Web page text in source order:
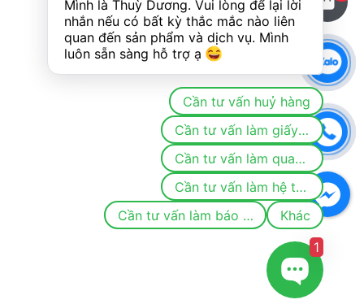
Mình là Thuỳ Dương. Vui lòng để lại lời
nhắn nếu có bất kỳ thắc mắc nào liên
quan đến sản phẩm và dịch vụ. Mình
luôn sẵn sàng hỗ trợ ạ
Cần tư vấn huỷ hàng
Cần tư vấn làm giấy phép/đăng ký môi trường
Cần tư vấn làm quan trắc
Cần tư vấn làm hệ thống khí thải/nước thải
Cần tư vấn làm báo cáo
Khác
1